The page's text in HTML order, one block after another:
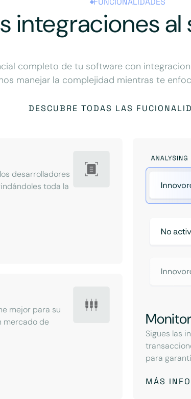
integraciones
completo de tu software con
manejar la complejidad mientras te
DESCUBRE TODAS LAS
desarrolladores
toda la
mejor para su
mercado de
Sigues las
para
MÁS